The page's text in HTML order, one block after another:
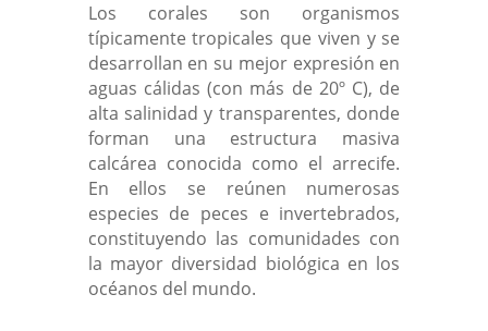
Los corales son organismos
típicamente tropicales que viven y se
desarrollan en su mejor expresión en
aguas cálidas (con más de 20º C), de
alta salinidad y transparentes, donde
forman una estructura masiva
calcárea conocida como el arrecife.
En ellos se reúnen numerosas
especies de peces e invertebrados,
constituyendo las comunidades con
la mayor diversidad biológica en los
océanos del mundo.